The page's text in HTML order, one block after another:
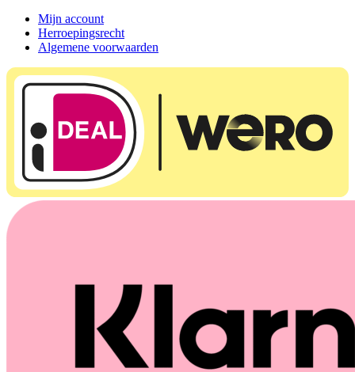
Mijn account
Herroepingsrecht
Algemene voorwaarden